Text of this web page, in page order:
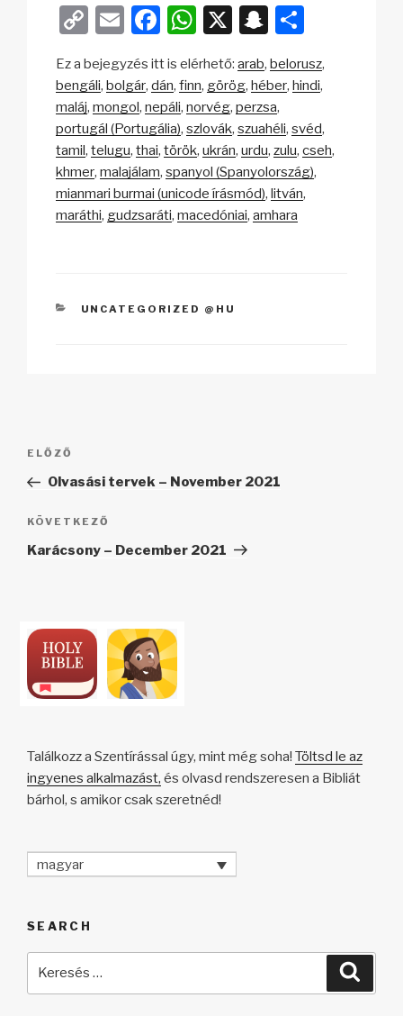
C
p
y
Li
n
k
E
ail
F
c
e
b
o
o
k
W
at
s
A
p
p
X
S
a
p
c
h
at
sz
m
e
g
Ez a bejegyzés itt is elérhető: arab belorusz
bengáli bolgár dán finn görög héber hindi
maláj mongol nepáli norvég perzsa
portugál (Portugália) szlovák szuahéli svéd
tamil telugu thai török ukrán urdu zulu cseh
khmer malajálam spanyol (Spanyolország)
mianmari burmai (unicode írásmód) litván
maráthi gudzsaráti macedóniai amhara
KATEGÓRIÁK
UNCATEGORIZED @HU
Bejegyzés
Korábbi
bejegyzés
ELŐZŐ
Olvasási tervek – November 2021
Következő
bejegyzés
KÖVETKEZŐ
Karácsony – December 2021
Találkozz a Szentírással úgy, mint még soha! Töltsd le az
ingyenes alkalmazást, és olvasd rendszeresen a Bibliát
bárhol, s amikor csak szeretnéd!
magyar
SEARCH